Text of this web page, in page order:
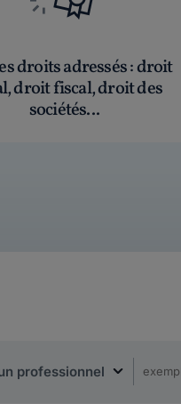
droits adressés: droit
droit fiscal, droit des
sociétés...